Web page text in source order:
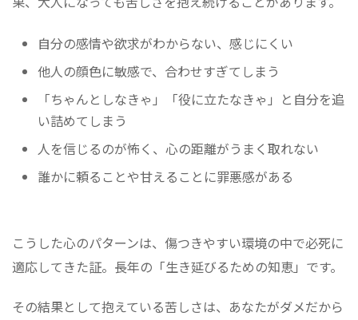
自分の感情や欲求がわからない、感じにくい
他人の顔色に敏感で、合わせすぎてしまう
「ちゃんとしなきゃ」「役に立たなきゃ」と自分を追
い詰めてしまう
人を信じるのが怖く、心の距離がうまく取れない
誰かに頼ることや甘えることに罪悪感がある
こうした心のパターンは、傷つきやすい環境の中で必死に
適応してきた証。長年の「生き延びるための知恵」です。
その結果として抱えている苦しさは、あなたがダメだから